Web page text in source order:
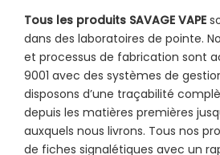
Tous les produits SAVAGE VAPE
dans des laboratoires de pointe.
et processus de fabrication sont
9001 avec des systèmes de
disposons d’une traçabilité
depuis les matières premières
auxquels nous livrons. Tous nos
de fiches signalétiques avec un